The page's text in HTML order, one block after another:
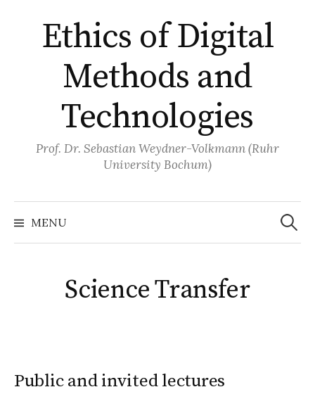
contentEthics of Digital
Methods and
Technologies
Prof. Dr. Sebastian Weydner-Volkmann (Ruhr
University Bochum)
MENU
Search
for:
Science Transfer
Public and invited lectures